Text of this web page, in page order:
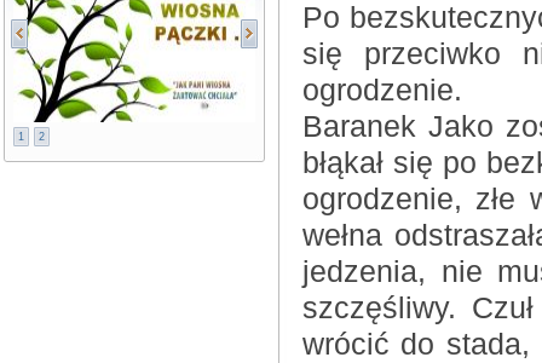
1 2
Po
się przeciwko
ogrodzenie.
Baranek Jako
błąkał się po
ogrodzenie, złe
wełna
jedzenia, nie
szczęśliwy.
wrócić do stada,